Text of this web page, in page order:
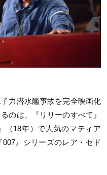
力潜水艦事故を完全映画化
のは、『リリーのすべて』
（18年）で人気のマティア
』シリーズのレア・セド